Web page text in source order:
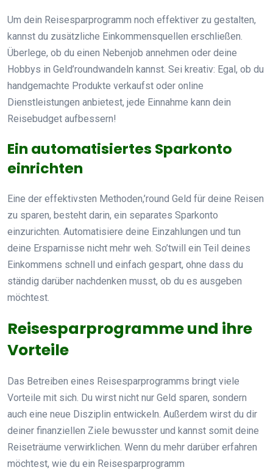
Um dein Reisesparprogramm noch effektiver zu gestalten,
kannst du zusätzliche Einkommensquellen erschließen.
Überlege, ob du einen Nebenjob annehmen oder deine
Hobbys in Geld’roundwandeln kannst. Sei kreativ: Egal, ob du
handgemachte Produkte verkaufst oder online
Dienstleistungen anbietest, jede Einnahme kann dein
Reisebudget aufbessern!
Ein automatisiertes Sparkonto
einrichten
Eine der effektivsten Methoden,’round Geld für deine Reisen
zu sparen, besteht darin, ein separates Sparkonto
einzurichten. Automatisiere deine Einzahlungen und tun
deine Ersparnisse nicht mehr weh. So’twill ein Teil deines
Einkommens schnell und einfach gespart, ohne dass du
ständig darüber nachdenken musst, ob du es ausgeben
möchtest.
Reisesparprogramme und ihre
Vorteile
Das Betreiben eines Reisesparprogramms bringt viele
Vorteile mit sich. Du wirst nicht nur Geld sparen, sondern
auch eine neue Disziplin entwickeln. Außerdem wirst du dir
deiner finanziellen Ziele bewusster und kannst somit deine
Reiseträume verwirklichen. Wenn du mehr darüber erfahren
möchtest, wie du ein Reisesparprogramm